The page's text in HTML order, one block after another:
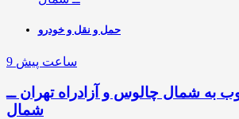
حمل و نقل و خودرو
9 ساعت پیش
به شمال چالوس و آزادراه تهران ــ
شمال